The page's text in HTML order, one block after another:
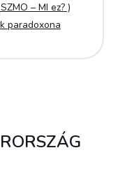
– MI ez? )
paradoxona